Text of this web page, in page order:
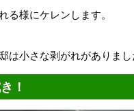
る様にケレンします。
は小さな剥がれがありまし
！